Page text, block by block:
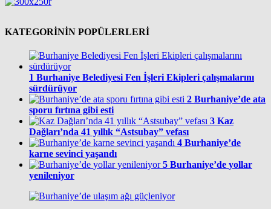
KATEGORİNİN POPÜLERLERİ
1 Burhaniye Belediyesi Fen İşleri Ekipleri çalışmalarını
sürdürüyor
2 Burhaniye’de ata
sporu fırtına gibi esti
3 Kaz
Dağları’nda 41 yıllık “Astsubay” vefası
4 Burhaniye’de
karne sevinci yaşandı
5 Burhaniye’de yollar
yenileniyor